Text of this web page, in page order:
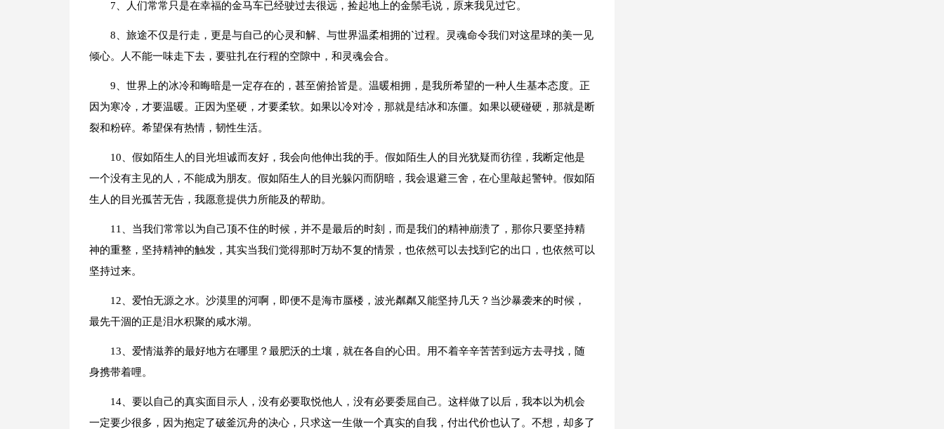
7、人们常常只是在幸福的金马车已经驶过去很远，捡起地上的金鬃毛说，原来我见过它。
8、旅途不仅是行走，更是与自己的心灵和解、与世界温柔相拥的`过程。灵魂命令我们对这星球的美一见
倾心。人不能一味走下去，要驻扎在行程的空隙中，和灵魂会合。
9、世界上的冰冷和晦暗是一定存在的，甚至俯拾皆是。温暖相拥，是我所希望的一种人生基本态度。正
因为寒冷，才要温暖。正因为坚硬，才要柔软。如果以冷对冷，那就是结冰和冻僵。如果以硬碰硬，那就是断
裂和粉碎。希望保有热情，韧性生活。
10、假如陌生人的目光坦诚而友好，我会向他伸出我的手。假如陌生人的目光犹疑而彷徨，我断定他是
一个没有主见的人，不能成为朋友。假如陌生人的目光躲闪而阴暗，我会退避三舍，在心里敲起警钟。假如陌
生人的目光孤苦无告，我愿意提供力所能及的帮助。
11、当我们常常以为自己顶不住的时候，并不是最后的时刻，而是我们的精神崩溃了，那你只要坚持精
神的重整，坚持精神的触发，其实当我们觉得那时万劫不复的情景，也依然可以去找到它的出口，也依然可以
坚持过来。
12、爱怕无源之水。沙漠里的河啊，即便不是海市蜃楼，波光粼粼又能坚持几天？当沙暴袭来的时候，
最先干涸的正是泪水积聚的咸水湖。
13、爱情滋养的最好地方在哪里？最肥沃的土壤，就在各自的心田。用不着辛辛苦苦到远方去寻找，随
身携带着哩。
14、要以自己的真实面目示人，没有必要取悦他人，没有必要委屈自己。这样做了以后，我本以为机会
一定要少很多，因为抱定了破釜沉舟的决心，只求这一生做一个真实的自我，付出代价也认了。不想，却多了